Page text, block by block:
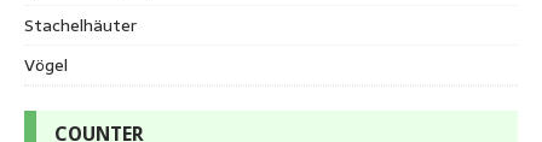
Stachelhäuter
Vögel
COUNTER